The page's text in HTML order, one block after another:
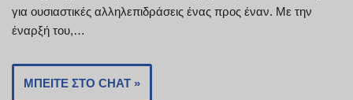
για ουσιαστικές αλληλεπιδράσεις ένας προς έναν. Με την
έναρξή του,…
ΜΠΕΊΤΕ ΣΤΟ CHAT »